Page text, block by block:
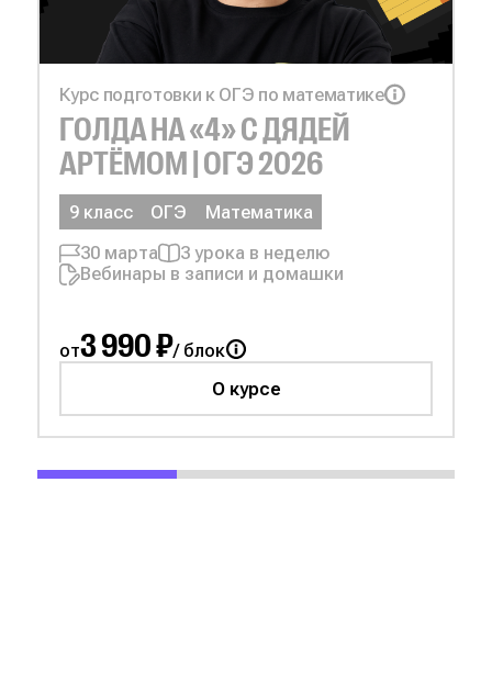
Курс подготовки к ОГЭ по математике
ГОЛДА НА«4» СДЯДЕЙ
АРТЁМОМ | ОГЭ 2026
9 класс ОГЭ
Математика
30 марта
3 урока в неделю
Вебинары в записи и домашки
от3 990 ₽/ блок
О курсе